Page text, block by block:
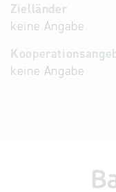
Zielländer
keine Angabe
keine Angabe